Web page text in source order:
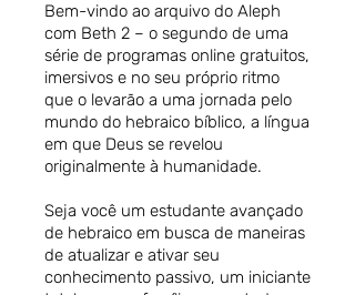
Bem-vindo ao arquivo do Aleph
com Beth 2 – o segundo de uma
série de programas online gratuitos,
imersivos e no seu próprio ritmo
que o levarão a uma jornada pelo
mundo do hebraico bíblico, a língua
em que Deus se revelou
originalmente à humanidade.
Seja você um estudante avançado
de hebraico em busca de maneiras
de atualizar e ativar seu
conhecimento passivo, um iniciante